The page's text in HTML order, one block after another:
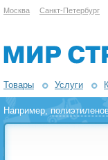
Москва Санкт-Петербург
Товары Услуги
Например,